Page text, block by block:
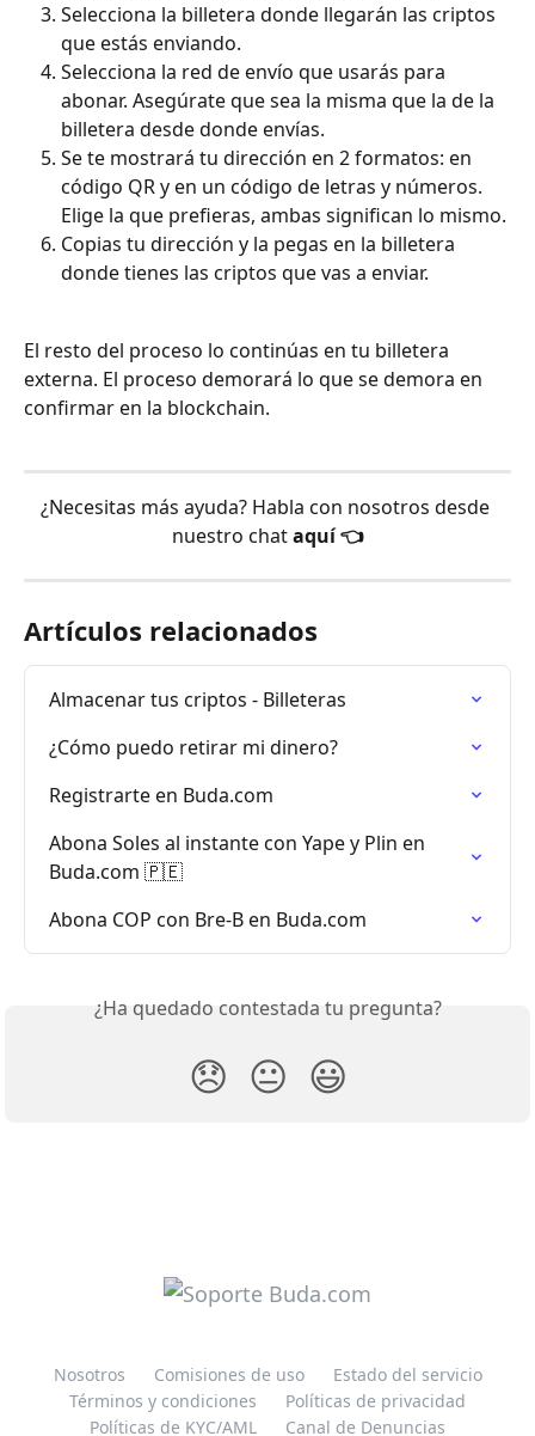
Selecciona la billetera donde llegarán las criptos
que estás enviando.
Selecciona la red de envío que usarás para
abonar. Asegúrate que sea la misma que la de la
billetera desde donde envías.
Se te mostrará tu dirección en 2 formatos: en
código QR y en un código de letras y números.
Elige la que prefieras, ambas significan lo mismo.
Copias tu dirección y la pegas en la billetera
donde tienes las criptos que vas a enviar.
El resto del proceso lo continúas en tu billetera
externa. El proceso demorará lo que se demora en
confirmar en la blockchain.
¿Necesitas más ayuda? Habla con nosotros desde
nuestro chat aquí 👈
Artículos relacionados
Almacenar tus criptos - Billeteras
¿Cómo puedo retirar mi dinero?
Registrarte en Buda.com
Abona Soles al instante con Yape y Plin en
Buda.com 🇵🇪
Abona COP con Bre-B en Buda.com
¿Ha quedado contestada tu pregunta?
😞 😐 😃
Nosotros Comisiones de uso
Estado del servicio
Términos y condiciones
Políticas de privacidad
Políticas de KYC/AML
Canal de Denuncias